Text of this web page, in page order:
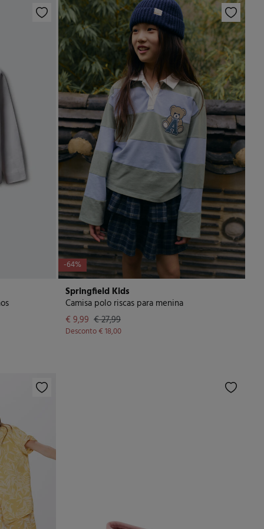
-64%
Springfield Kids
Camisa polo riscas para menina
€ 9,99 € 27,99
Desconto€ 18,00